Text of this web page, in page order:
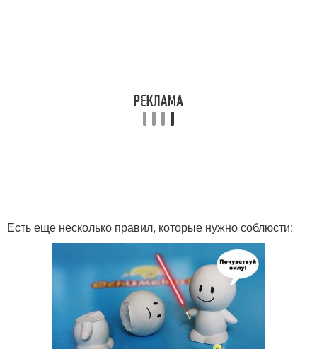
Есть еще несколько правил, которые нужно соблюсти: